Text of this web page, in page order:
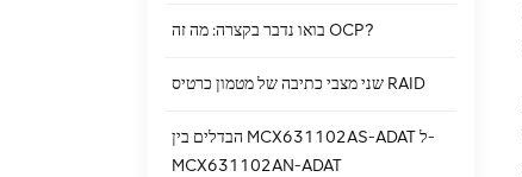
בואו נדבר בקצרה: מה זה OCP?
שני מצבי כתיבה של מטמון כרטיס RAID
הבדלים בין MCX631102AS-ADAT ל-
MCX631102AN-ADAT